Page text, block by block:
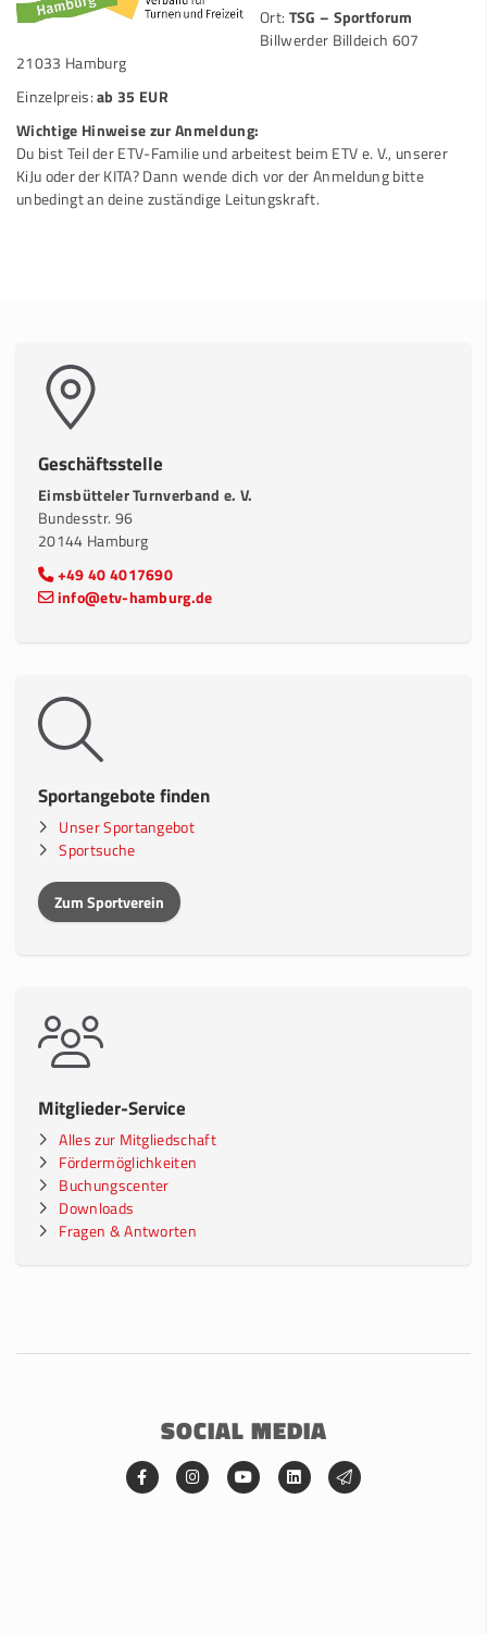
Ort: TSG – Sportforum
Billwerder Billdeich 607
21033 Hamburg
Einzelpreis:ab 35 EUR
Wichtige Hinweise zur Anmeldung:
Du bist Teil der ETV-Familie und arbeitest beim ETV e. V., unserer
KiJu oder der KITA? Dann wende dich vor der Anmeldung bitte
unbedingt an deine zuständige Leitungskraft.
Geschäftsstelle
Eimsbütteler Turnverband e. V.
Bundesstr. 96
20144 Hamburg
+49 40 4017690
info@etv-hamburg.de
Sportangebote finden
Unser Sportangebot
Sportsuche
Zum Sportverein
Mitglieder-Service
Alles zur Mitgliedschaft
Fördermöglichkeiten
Buchungscenter
Downloads
Fragen & Antworten
SOCIAL MEDIA